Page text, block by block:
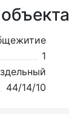
1
44/14/10